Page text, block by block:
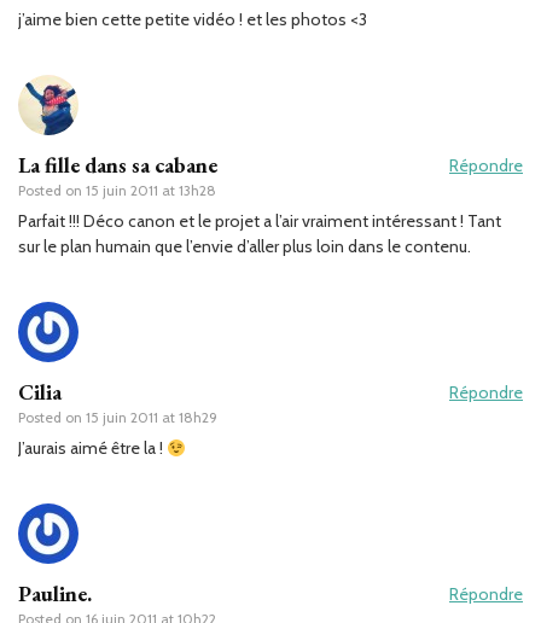
j’aime bien cette petite vidéo ! et les photos <3
La fille dans sa cabane
Posted on 15 juin 2011 at 13h28
Répondre
Parfait !!! Déco canon et le projet a l’air vraiment intéressant ! Tant
sur le plan humain que l’envie d’aller plus loin dans le contenu.
Cilia
Posted on 15 juin 2011 at 18h29
Répondre
J’aurais aimé être la !
Pauline.
Posted on 16 juin 2011 at 10h22
Répondre